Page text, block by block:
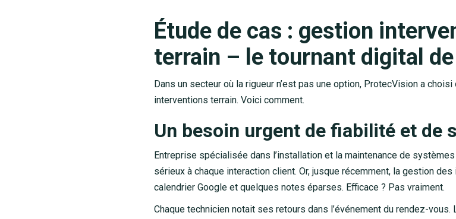
Étude de cas : gestion
terrain – le tournant digital
Dans un secteur où la rigueur n’est pas une option, ProtecVision a
interventions terrain. Voici comment.
Un besoin urgent de fiabilité et de
Entreprise spécialisée dans l’installation et la maintenance de
sérieux à chaque interaction client. Or, jusque récemment, la gestion
calendrier Google et quelques notes éparses. Efficace ? Pas vraiment.
Chaque technicien notait ses retours dans l’événement du rendez-